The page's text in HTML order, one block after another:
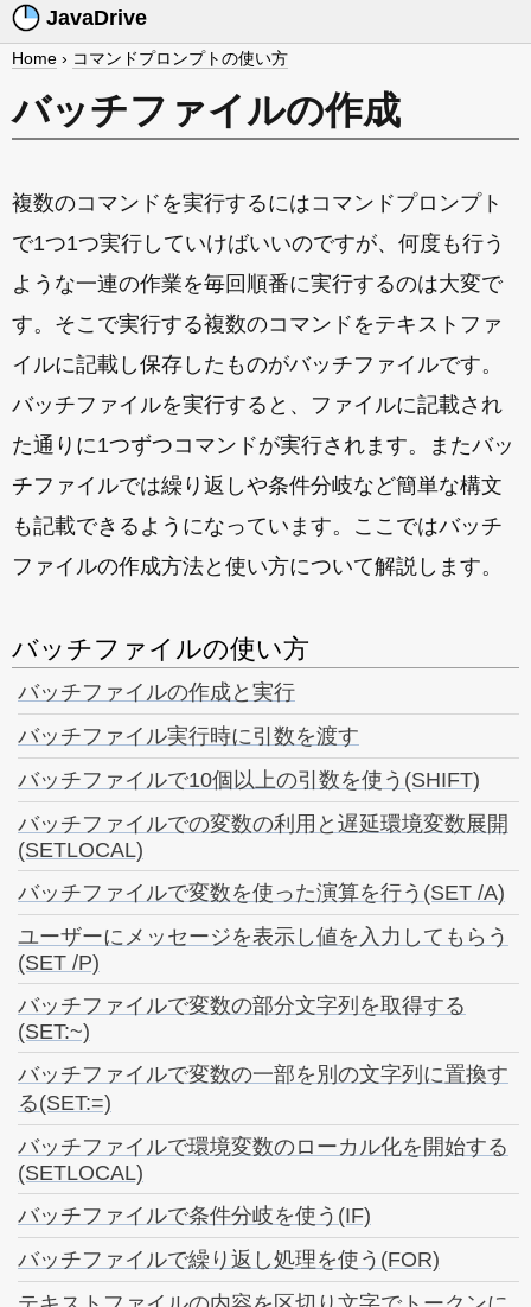
JavaDrive
Home › コマンドプロンプトの使い方
バッチファイルの作成
複数のコマンドを実行するにはコマンドプロンプト
で1つ1つ実行していけばいいのですが、何度も行う
ような一連の作業を毎回順番に実行するのは大変で
す。そこで実行する複数のコマンドをテキストファ
イルに記載し保存したものがバッチファイルです。
バッチファイルを実行すると、ファイルに記載され
た通りに1つずつコマンドが実行されます。またバッ
チファイルでは繰り返しや条件分岐など簡単な構文
も記載できるようになっています。ここではバッチ
ファイルの作成方法と使い方について解説します。
バッチファイルの使い方
バッチファイルの作成と実行
バッチファイル実行時に引数を渡す
バッチファイルで10個以上の引数を使う(SHIFT)
バッチファイルでの変数の利用と遅延環境変数展開
(SETLOCAL)
バッチファイルで変数を使った演算を行う(SET /A)
ユーザーにメッセージを表示し値を入力してもらう
(SET /P)
バッチファイルで変数の部分文字列を取得する
(SET:~)
バッチファイルで変数の一部を別の文字列に置換す
る(SET:=)
バッチファイルで環境変数のローカル化を開始する
(SETLOCAL)
バッチファイルで条件分岐を使う(IF)
バッチファイルで繰り返し処理を使う(FOR)